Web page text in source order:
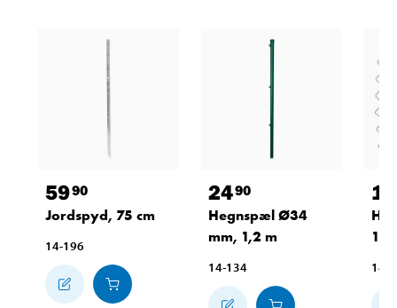
5990
Jordspyd, 75 cm
14-196
2490
Hegnspæl Ø34
mm, 1,2 m
14-134
10
14-